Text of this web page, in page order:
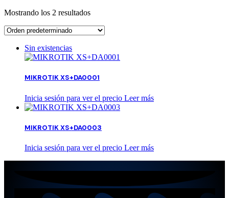
Mostrando los 2 resultados
Sin existencias
MIKROTIK XS+DA0001
Inicia sesión para ver el precio Leer más
MIKROTIK XS+DA0003
Inicia sesión para ver el precio Leer más